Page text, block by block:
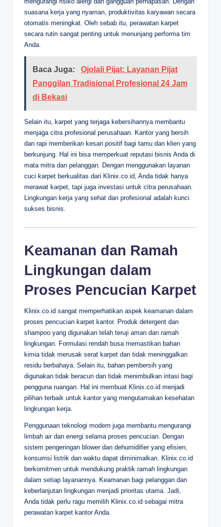
suasana kerja yang nyaman, produktivitas karyawan secara
otomatis meningkat. Oleh sebab itu, perawatan karpet
secara rutin sangat penting untuk menunjang performa tim
Anda.
Baca Juga:
Ojolali Pijat: Layanan Pijat
Panggilan Tradisional Profesional 24 Jam
di Bekasi
Selain itu, karpet yang terjaga kebersihannya membantu
menjaga citra profesional perusahaan. Kantor yang bersih
dan rapi memberikan kesan positif bagi tamu dan klien yang
berkunjung. Hal ini bisa memperkuat reputasi bisnis Anda di
mata mitra dan pelanggan. Dengan menggunakan layanan
cuci karpet berkualitas dari Klinix.co.id, Anda tidak hanya
merawat karpet, tapi juga investasi untuk citra perusahaan.
Lingkungan kerja yang sehat dan profesional adalah kunci
sukses bisnis.
Keamanan dan Ramah
Lingkungan dalam
Proses Pencucian Karpet
Klinix.co.id sangat memperhatikan aspek keamanan dalam
proses pencucian karpet kantor. Produk detergent dan
shampoo yang digunakan telah teruji aman dan ramah
lingkungan. Formulasi rendah busa memastikan bahan
kimia tidak merusak serat karpet dan tidak meninggalkan
residu berbahaya. Selain itu, bahan pembersih yang
digunakan tidak beracun dan tidak menimbulkan iritasi bagi
pengguna ruangan. Hal ini membuat Klinix.co.id menjadi
pilihan terbaik untuk kantor yang mengutamakan kesehatan
lingkungan kerja.
Penggunaan teknologi modern juga membantu mengurangi
limbah air dan energi selama proses pencucian. Dengan
sistem pengeringan blower dan dehumidifier yang efisien,
konsumsi listrik dan waktu dapat diminimalkan. Klinix.co.id
berkomitmen untuk mendukung praktik ramah lingkungan
dalam setiap layanannya. Keamanan bagi pelanggan dan
keberlanjutan lingkungan menjadi prioritas utama. Jadi,
Anda tidak perlu ragu memilih Klinix.co.id sebagai mitra
perawatan karpet kantor Anda.